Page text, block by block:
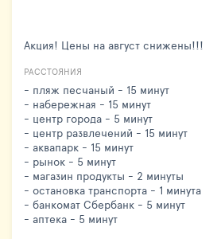
Акция! Цены на август снижены!!!
РАССТОЯНИЯ
- пляж песчаный - 15 минут
- набережная - 15 минут
- центр города - 5 минут
- центр развлечений - 15 минут
- аквапарк - 15 минут
- рынок - 5 минут
- магазин продукты - 2 минуты
- остановка транспорта - 1 минута
- банкомат Сбербанк - 5 минут
- аптека - 5 минут